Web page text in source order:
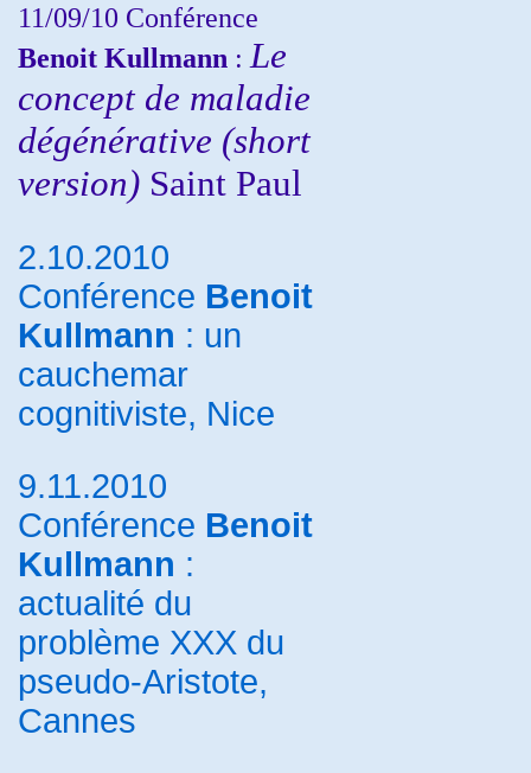
11/09/10 Conférence
Benoit Kullmann : Le
concept de maladie
dégénérative (short
version) Saint Paul
2.10.2010
Conférence Benoit
Kullmann : un
cauchemar
cognitiviste, Nice
9.11.2010
Conférence Benoit
Kullmann :
actualité du
problème XXX du
pseudo-Aristote,
Cannes